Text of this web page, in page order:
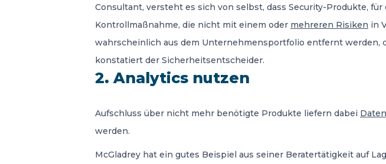
Consultant, versteht es sich von selbst, dass Security-Produkte,
Kontrollmaßnahme, die nicht mit einem oder mehreren Risiken in
wahrscheinlich aus dem Unternehmensportfolio entfernt werden,
konstatiert der Sicherheitsentscheider.
2. Analytics nutzen
Aufschluss über nicht mehr benötigte Produkte liefern dabei
werden.
McGladrey hat ein gutes Beispiel aus seiner Beratertätigkeit auf